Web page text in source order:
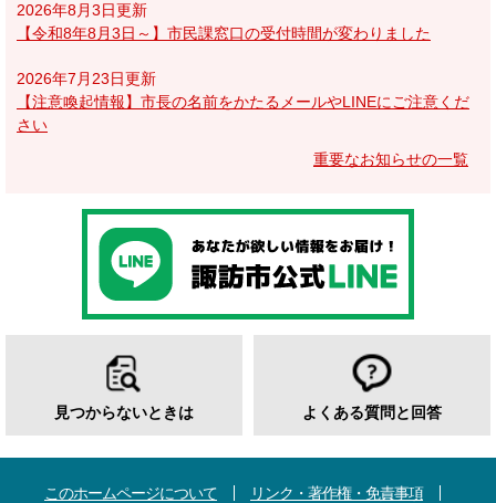
2026年8月3日更新
【令和8年8月3日～】市民課窓口の受付時間が変わりました
2026年7月23日更新
【注意喚起情報】市長の名前をかたるメールやLINEにご注意くだ
さい
重要なお知らせの一覧
見つからないときは よくある質問と回答
このホームページについて
リンク・著作権・免責事項